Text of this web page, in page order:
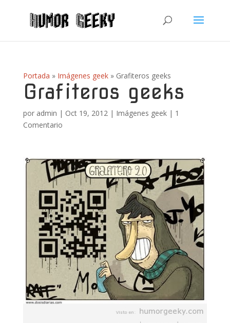
Portada » Imágenes geek» Grafiteros geeks
Grafiteros geeks
por admin | Oct 19, 2012| Imágenes geek| 1
Comentario